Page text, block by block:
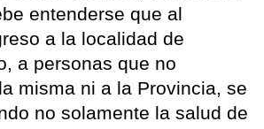
entenderse que al
a la localidad de
a personas que no
misma ni a la Provincia, se
no solamente la salud de